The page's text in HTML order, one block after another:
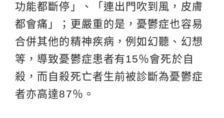
功能都斷停」、「連出門吹到風，皮膚
都會痛」；更嚴重的是，憂鬱症也容易
合併其他的精神疾病，例如幻聽、幻想
等，導致憂鬱症患者有15％會死於自
殺，而自殺死亡者生前被診斷為憂鬱症
者亦高達87％。